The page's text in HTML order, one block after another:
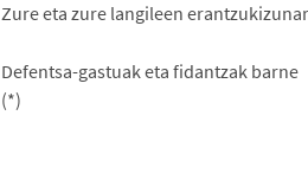
Zure eta zure langileen
Defentsa-gastuak eta fidantzak barne
(*)